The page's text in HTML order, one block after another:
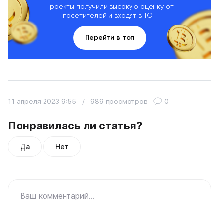
Проекты получили высокую оценку от
посетителей и входят в ТОП
Перейти в топ
Понравилась ли статья?
Да Нет
11 апреля 2023 9:55 / 989 просмотров 0
Ваш комментарий...